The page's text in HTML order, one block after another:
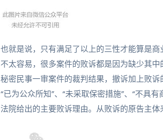
也就是说，只有满足了以上的三性才能算是
不太容易，很多案件的败诉都是因为缺少其
秘密民事一审案件的裁判结果，撤诉加上败诉
“已为公众所知”、“未采取保密措施”、“不具
法院给出的主要败诉理由。从败诉的原告主体